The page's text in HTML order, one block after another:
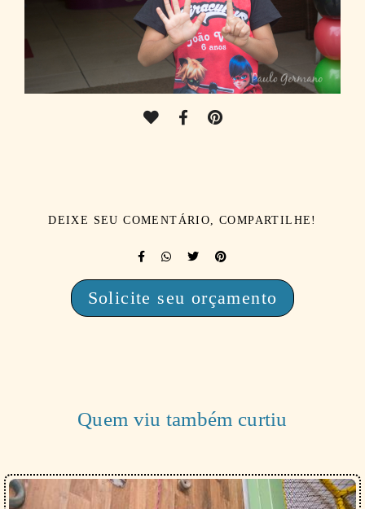
DEIXE SEU COMENTÁRIO, COMPARTILHE!
Solicite seu orçamento
Quem viu também curtiu